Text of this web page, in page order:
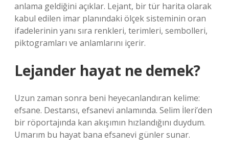
anlama geldiğini açıklar. Lejant, bir tür harita olarak
kabul edilen imar planındaki ölçek sisteminin oran
ifadelerinin yanı sıra renkleri, terimleri, sembolleri,
piktogramları ve anlamlarını içerir.
Lejander hayat ne demek?
Uzun zaman sonra beni heyecanlandıran kelime:
efsane. Destansı, efsanevi anlamında. Selim İleri’den
bir röportajında ​​kan akışımın hızlandığını duydum.
Umarım bu hayat bana efsanevi günler sunar.